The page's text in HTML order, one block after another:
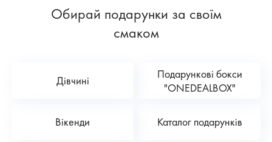
Обирай подарунки за своїм
смаком
Дівчині
Подарункові бокси
"ONEDEALBOX"
Вікенди Каталог подарунків